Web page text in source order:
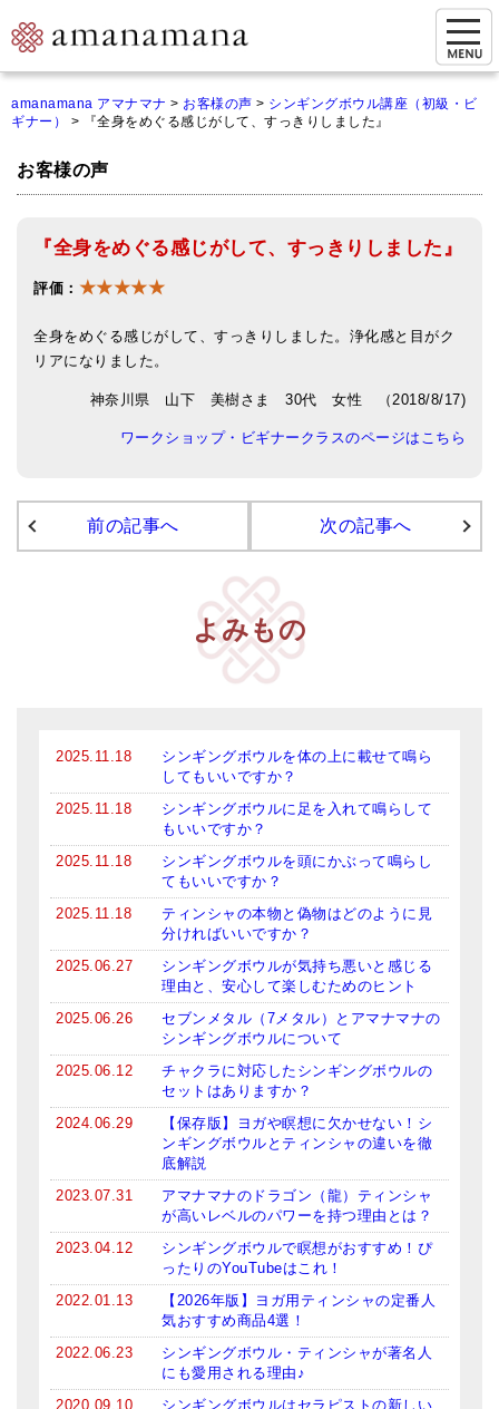
ご来店予約（実店舗）
倍音呼吸法レッスン
オンラインショップ
アマナマナのシンギングボウル
チベット・シンギングボウル
お得なアマナマナ・セット
特大シンギングボウル・特殊柄
スティック・マレット・リング（台座）
アマナマナのティンシャ
プレミアム・ティンシャ（L・M）
ベーシック・ティンシャ（4種）
チベット・真マントラ香
お香定期購入（ラクとくサブスク）
チベット高僧のオラクルカード
シンギングボウル入門本・CD
アウトレット
オリジナルグッズ
神々とつながるジュエリー
amanamana アマナマナ > お客様の声 > シンギングボウル講座（初級・ビ
ギナー）
> 『全身をめぐる感じがして、すっきりしました』
お客様の声
『全身をめぐる感じがして、すっきりしました』
評価： ★★★★★
全身をめぐる感じがして、すっきりしました。浄化感と目がク
リアになりました。
神奈川県 山下 美樹さま 30代 女性 （2018/8/17)
ワークショップ・ビギナークラスのページはこちら
前の記事へ 次の記事へ
よみもの
2025.11.18
シンギングボウルを体の上に載せて鳴ら
してもいいですか？
2025.11.18
シンギングボウルに足を入れて鳴らして
もいいですか？
2025.11.18
シンギングボウルを頭にかぶって鳴らし
てもいいですか？
2025.11.18
ティンシャの本物と偽物はどのように見
分ければいいですか？
2025.06.27
シンギングボウルが気持ち悪いと感じる
理由と、安心して楽しむためのヒント
2025.06.26
セブンメタル（7メタル）とアマナマナの
シンギングボウルについて
2025.06.12
チャクラに対応したシンギングボウルの
セットはありますか？
2024.06.29
【保存版】ヨガや瞑想に欠かせない！シ
ンギングボウルとティンシャの違いを徹
底解説
2023.07.31
アマナマナのドラゴン（龍）ティンシャ
が高いレベルのパワーを持つ理由とは？
2023.04.12
シンギングボウルで瞑想がおすすめ！ぴ
ったりのYouTubeはこれ！
2022.01.13
【2026年版】ヨガ用ティンシャの定番人
気おすすめ商品4選！
2022.06.23
シンギングボウル・ティンシャが著名人
にも愛用される理由♪
2020.09.10
シンギングボウルはセラピストの新しい